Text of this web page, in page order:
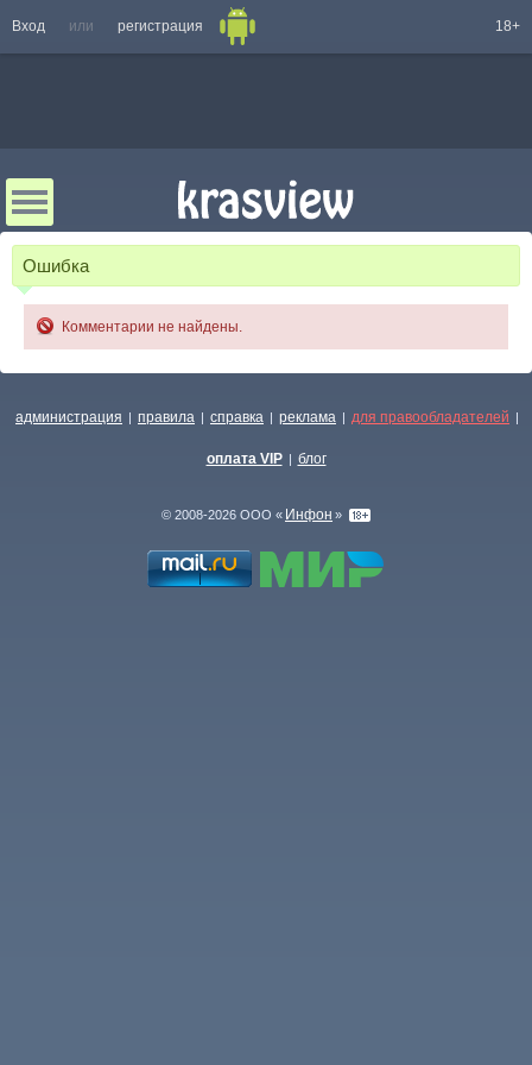
Вход или регистрация 18+
Ошибка
Комментарии не найдены.
администрация | правила | справка | реклама | для правообладателей |
оплата VIP | блог
© 2008-2026 ООО « Инфон »